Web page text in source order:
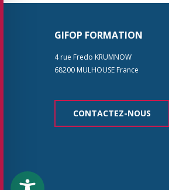
GIFOP FORMATION
4 rue Fredo KRUMNOW
68200 MULHOUSE France
CONTACTEZ-NOUS